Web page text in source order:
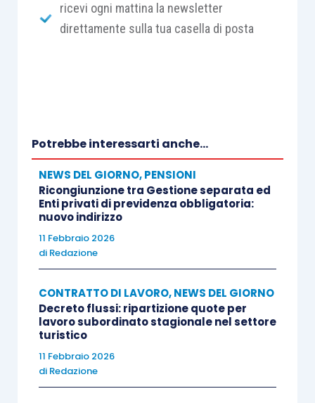
ricevi ogni mattina la newsletter
direttamente sulla tua casella di posta
Potrebbe interessarti anche...
NEWS DEL GIORNO,PENSIONI
Ricongiunzione tra Gestione separata ed
Enti privati di previdenza obbligatoria:
nuovo indirizzo
11 Febbraio 2026
di Redazione
CONTRATTO DI LAVORO,NEWS DEL GIORNO
Decreto flussi: ripartizione quote per
lavoro subordinato stagionale nel settore
turistico
11 Febbraio 2026
di Redazione